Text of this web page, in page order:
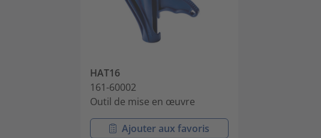
HAT16
161-60002
Outil de mise en œuvre
Ajouter aux favoris